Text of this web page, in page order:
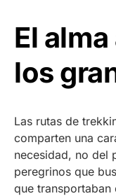
El
los
Las rutas de
comparten una
necesidad, no del
peregrinos que
que transportaban